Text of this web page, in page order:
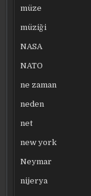
müze
müziği
NASA
NATO
ne zaman
neden
net
new york
Neymar
nijerya